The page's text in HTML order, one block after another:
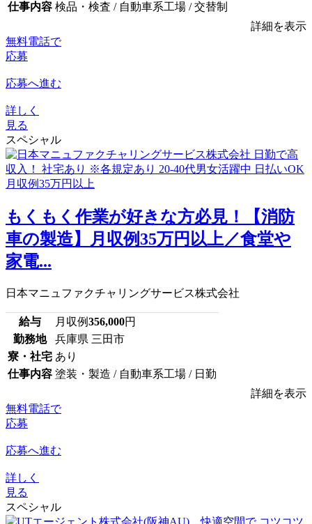
仕事内容 検品・検査 / 自動車系工場 / 交替制
詳細を表示
無料電話で
応募
応募へ進む
詳しく
見る
スペシャル
もくもく作業が好きな方必見！【消防
車の製造】月収例35万円以上／食堂や
家電...
日本マニュファクチャリングサービス株式会社
給与 月収例356,000円
勤務地
兵庫県 三田市
寮・社宅 あり
仕事内容 塗装・製造 / 自動車系工場 / 日勤
詳細を表示
無料電話で
応募
応募へ進む
詳しく
見る
スペシャル